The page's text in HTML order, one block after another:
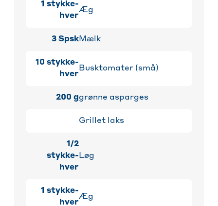
1 stykke-
hver
Æg
3 SpskMælk
10 stykke-
hver
Busktomater (små)
200 ggrønne asparges
Grillet laks
1/2
stykke-
hver
Løg
1 stykke-
hver
Æg